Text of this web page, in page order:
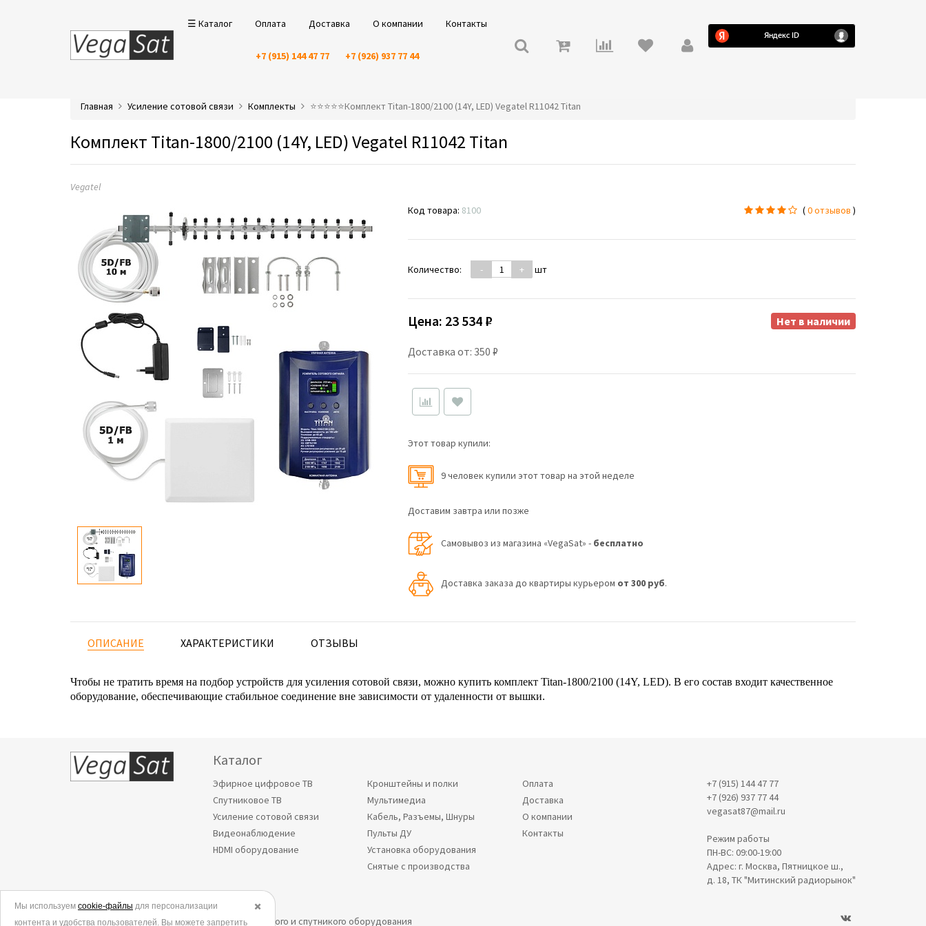
☰ Каталог Оплата Доставка О компании Контакты
+7 (915) 144 47 77 +7 (926) 937 77 44
Главная Усиление сотовой связи Комплекты ⭐️⭐️⭐️⭐️⭐️Комплект Titan-1800/2100 (14Y, LED) Vegatel R11042 Titan
Комплект Titan-1800/2100 (14Y, LED) Vegatel R11042 Titan
Vegatel
Код товара: 8100 (0 отзывов )
Количество: - + шт
Цена: 23 534 ₽
Доставка от: 350 ₽
Нет в наличии
Этот товар купили:
9 человек купили этот товар на этой неделе
Доставим завтра или позже
Самовывоз из магазина «VegaSat» - бесплатно
Доставка заказа до квартиры курьером от 300 руб.
ОПИСАНИЕ ХАРАКТЕРИСТИКИ ОТЗЫВЫ
Чтобы не тратить время на подбор устройств для усиления сотовой связи, можно купить комплект Titan-1800/2100 (14Y, LED). В его состав входит качественное
оборудование, обеспечивающие стабильное соединение вне зависимости от удаленности от вышки.
Каталог
Эфирное цифровое ТВ
Спутниковое ТВ
Усиление сотовой связи
Видеонаблюдение
HDMI оборудование
Кронштейны и полки
Мультимедиа
Кабель, Разъемы, Шнуры
Пульты ДУ
Установка оборудования
Снятые с производства
Оплата
Доставка
О компании
Контакты
+7 (915) 144 47 77
+7 (926) 937 77 44
vegasat87@mail.ru
Режим работы
ПН-ВС: 09:00-19:00
Адрес: г. Москва, Пятницкое ш.,
д. 18, ТК "Митинский радиорынок"
© 2006-2026.
Все права защищены. Интернет-магазин эфирного и спутникого оборудования
✖️
Мы используем cookie-файлы для персонализации
контента и удобства пользователей. Вы можете запретить